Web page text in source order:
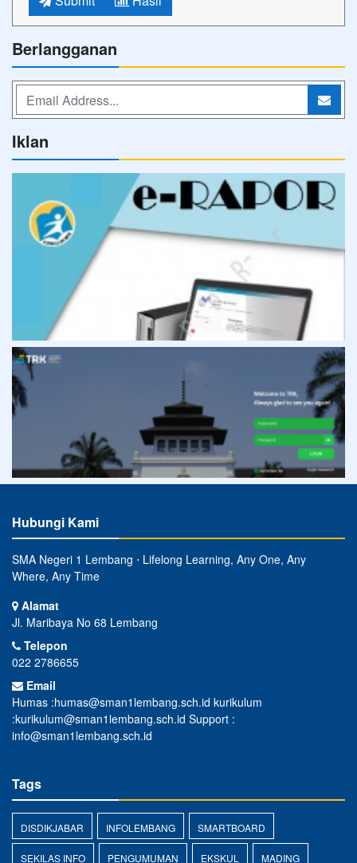
Berlangganan
Iklan
Hubungi Kami
SMA Negeri 1 Lembang ⋅ Lifelong Learning, Any One, Any
Where, Any Time
Alamat
Jl. Maribaya No 68 Lembang
Telepon
022 2786655
Email
Humas :humas@sman1lembang.sch.id kurikulum
:kurikulum@sman1lembang.sch.id Support :
info@sman1lembang.sch.id
Tags
DISDIKJABAR INFOLEMBANG SMARTBOARD
SEKILAS INFO PENGUMUMAN EKSKUL MADING